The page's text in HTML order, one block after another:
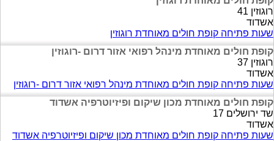
רוגוזין 41
אשדוד
שעות פתיחה קופת חולים מאוחדת רוגוזין
קופת חולים מאוחדת מינהל רפואי אזור דרום -רוגוזין
רוגוזין 37
אשדוד
שעות פתיחה קופת חולים מאוחדת מינהל רפואי אזור דרום -רוגוזין
קופת חולים מאוחדת מכון שיקום ופיזיוטרפיה אשדוד
שד ירושלים 17
אשדוד
שעות פתיחה קופת חולים מאוחדת מכון שיקום ופיזיוטרפיה אשדוד